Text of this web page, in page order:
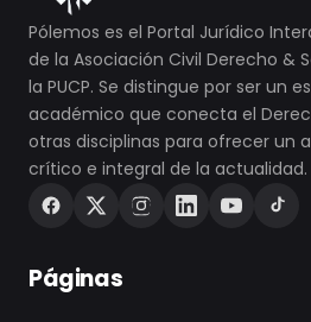
Pólemos es el Portal Jurídico
de la Asociación Civil Derecho &
la PUCP. Se distingue por ser un
académico que conecta el
otras disciplinas para ofrecer un
crítico e integral de la actualidad.
Páginas